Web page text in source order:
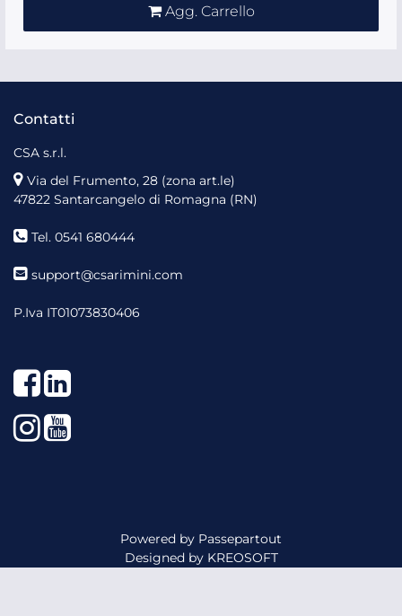
Agg. Carrello
Contatti
CSA s.r.l.
Via del Frumento, 28 (zona art.le)
47822 Santarcangelo di Romagna (RN)
Tel. 0541 680444
support@csarimini.com
P.Iva IT01073830406
Facebook
LinkedIn
Instagram
YouTube
Powered by Passepartout
Designed by KREOSOFT